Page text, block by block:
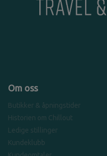
Om oss
Butikker & åpningstider
Historien om Chillout
Ledige stillinger
Kundeklubb